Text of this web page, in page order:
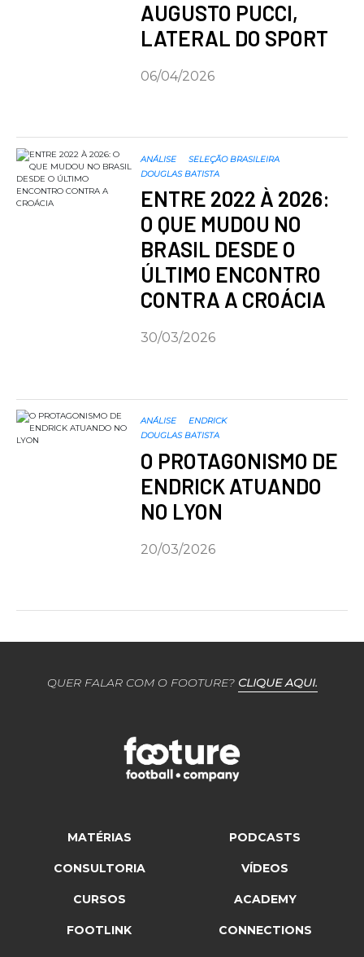
AUGUSTO PUCCI,
LATERAL DO SPORT
06/04/2026
ANÁLISE
SELEÇÃO BRASILEIRA
DOUGLAS BATISTA
ENTRE 2022 À 2026:
O QUE MUDOU NO
BRASIL DESDE O
ÚLTIMO ENCONTRO
CONTRA A CROÁCIA
30/03/2026
ANÁLISE
ENDRICK
DOUGLAS BATISTA
O PROTAGONISMO DE
ENDRICK ATUANDO
NO LYON
20/03/2026
QUER FALAR COM O FOOTURE? CLIQUE AQUI.
MATÉRIAS PODCASTS
CONSULTORIA VÍDEOS
CURSOS ACADEMY
FOOTLINK CONNECTIONS